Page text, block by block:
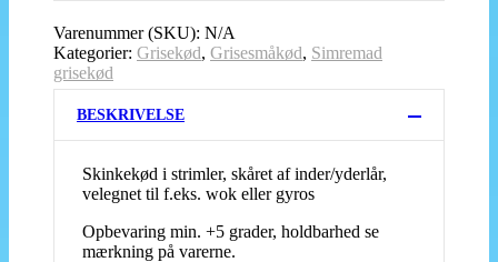
Varenummer (SKU): N/A
Kategorier: Grisekød, Grisesmåkød, Simremad
grisekød
BESKRIVELSE
Skinkekød i strimler, skåret af inder/yderlår,
velegnet til f.eks. wok eller gyros
Opbevaring min. +5 grader, holdbarhed se
mærkning på varerne.